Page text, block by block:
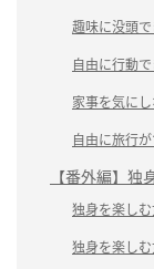
趣味に没頭
自由に行動
家事を気に
自由に旅行
【番外編】
独身を楽し
独身を楽し